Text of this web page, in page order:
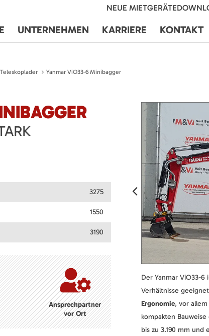
NEUE MIETGERÄTE
UNTERNEHMEN KARRIERE KONTAKT
Teleskoplader Yanmar ViO33-6 Minibagger
3275
1550
3190
Ansprechpartner
vor Ort
Der Yanmar ViO33-6
Verhältnisse
Ergonomie, vor
kompakten
bis zu 3.190 mm und